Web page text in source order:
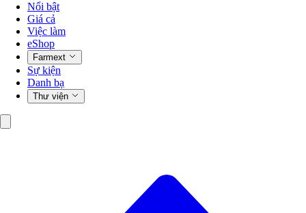
Nổi bật
Giá cả
Việc làm
eShop
Farmext
Sự kiện
Danh bạ
Thư viện